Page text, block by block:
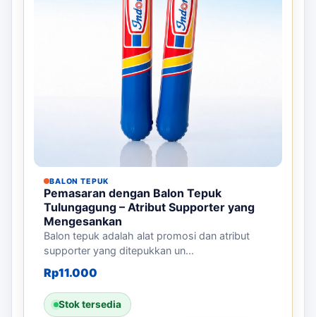
BALON TEPUK
Pemasaran dengan Balon Tepuk
Tulungagung – Atribut Supporter yang
Mengesankan
Balon tepuk adalah alat promosi dan atribut
supporter yang ditepukkan un...
Rp11.000
Stok tersedia